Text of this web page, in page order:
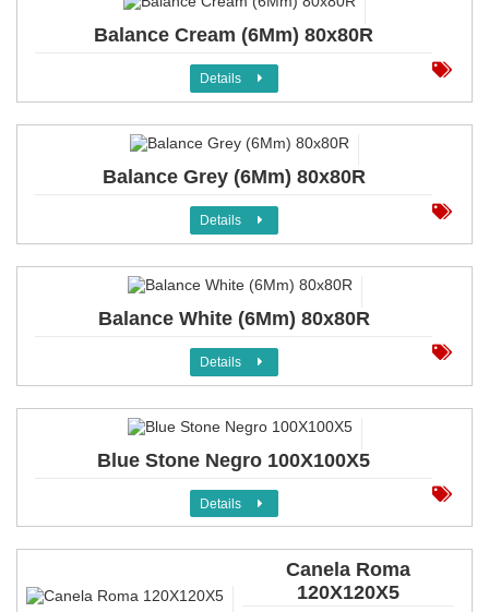
Balance Cream (6Mm) 80x80R
Details
Balance Grey (6Mm) 80x80R
Details
Balance White (6Mm) 80x80R
Details
Blue Stone Negro 100X100X5
Details
Canela Roma
120X120X5